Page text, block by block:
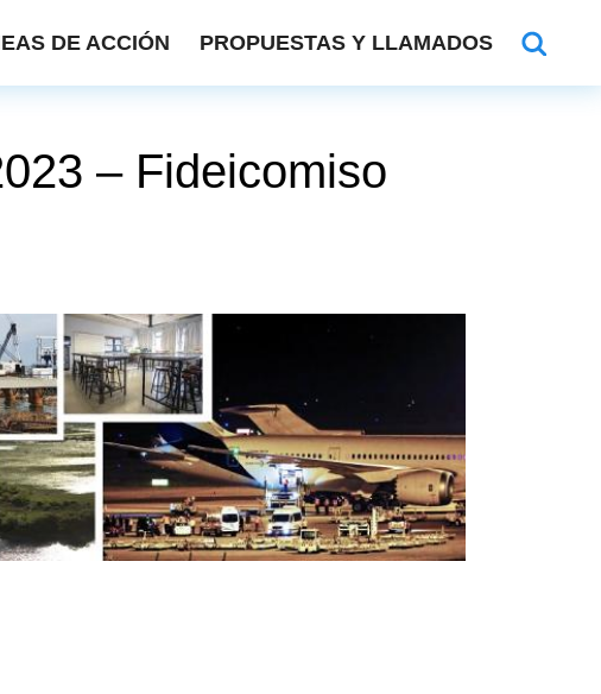
DE ACCIÓN PROPUESTAS Y LLAMADOS
– Fideicomiso